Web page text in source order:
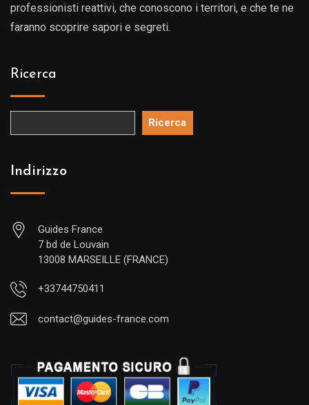
professionisti reattivi, che conoscono i territori, e che te ne
faranno scoprire sapori e segreti.
Ricerca
Ricerca
Indirizzo
Guides France
7 bd de Louvain
13008 MARSEILLE (FRANCE)
+33744750411
contact@guides-france.com